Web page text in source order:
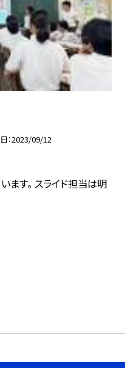
2023/09/12
ます。 スライド担当は明